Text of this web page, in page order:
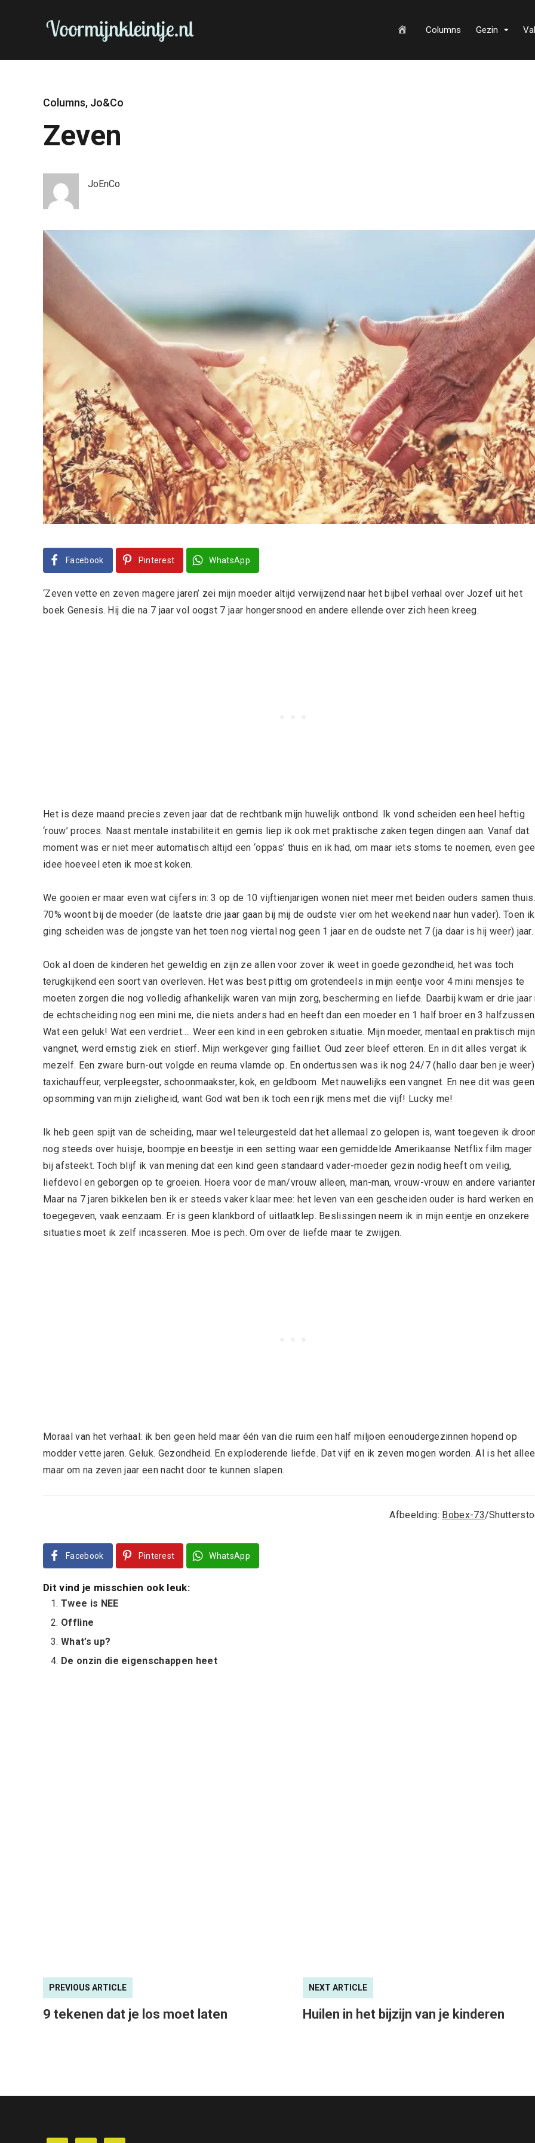
Columns Gezin
Columns, Jo&Co
Zeven
JoEnCo
Facebook Pinterest WhatsApp
‘Zeven vette en zeven magere jaren’ zei mijn moeder altijd verwijzend naar het bijbel verhaal over Jozef uit het
boek Genesis. Hij die na 7 jaar vol oogst 7 jaar hongersnood en andere ellende over zich heen kreeg.
Het is deze maand precies zeven jaar dat de rechtbank mijn huwelijk ontbond. Ik vond scheiden een heel heftig
‘rouw’ proces. Naast mentale instabiliteit en gemis liep ik ook met praktische zaken tegen dingen aan. Vanaf dat
moment was er niet meer automatisch altijd een ‘oppas’ thuis en ik had, om maar iets stoms te noemen, even
idee hoeveel eten ik moest koken.
We gooien er maar even wat cijfers in: 3 op de 10 vijftienjarigen wonen niet meer met beiden ouders samen thuis.
70% woont bij de moeder (de laatste drie jaar gaan bij mij de oudste vier om het weekend naar hun vader). Toen ik
ging scheiden was de jongste van het toen nog viertal nog geen 1 jaar en de oudste net 7 (ja daar is hij weer) jaar.
Ook al doen de kinderen het geweldig en zijn ze allen voor zover ik weet in goede gezondheid, het was toch
terugkijkend een soort van overleven. Het was best pittig om grotendeels in mijn eentje voor 4 mini mensjes te
moeten zorgen die nog volledig afhankelijk waren van mijn zorg, bescherming en liefde. Daarbij kwam er drie jaar
de echtscheiding nog een mini me, die niets anders had en heeft dan een moeder en 1 half broer en 3
Wat een geluk! Wat een verdriet…. Weer een kind in een gebroken situatie. Mijn moeder, mentaal en praktisch mijn
vangnet, werd ernstig ziek en stierf. Mijn werkgever ging failliet. Oud zeer bleef etteren. En in dit alles vergat ik
mezelf. Een zware burn-out volgde en reuma vlamde op. En ondertussen was ik nog 24/7 (hallo daar ben je weer)
taxichauffeur, verpleegster, schoonmaakster, kok, en geldboom. Met nauwelijks een vangnet. En nee dit was geen
opsomming van mijn zieligheid, want God wat ben ik toch een rijk mens met die vijf! Lucky me!
Ik heb geen spijt van de scheiding, maar wel teleurgesteld dat het allemaal zo gelopen is, want toegeven ik
nog steeds over huisje, boompje en beestje in een setting waar een gemiddelde Amerikaanse Netflix film mager
bij afsteekt. Toch blijf ik van mening dat een kind geen standaard vader-moeder gezin nodig heeft om veilig,
liefdevol en geborgen op te groeien. Hoera voor de man/vrouw alleen, man-man, vrouw-vrouw en andere
Maar na 7 jaren bikkelen ben ik er steeds vaker klaar mee: het leven van een gescheiden ouder is hard werken en
toegegeven, vaak eenzaam. Er is geen klankbord of uitlaatklep. Beslissingen neem ik in mijn eentje en onzekere
situaties moet ik zelf incasseren. Moe is pech. Om over de liefde maar te zwijgen.
Moraal van het verhaal: ik ben geen held maar één van die ruim een half miljoen eenoudergezinnen hopend op
modder vette jaren. Geluk. Gezondheid. En exploderende liefde. Dat vijf en ik zeven mogen worden. Al is het
maar om na zeven jaar een nacht door te kunnen slapen.
Afbeelding: Bobex-73/
Facebook Pinterest WhatsApp
Dit vind je misschien ook leuk:
Twee is NEE
Offline
What’s up?
De onzin die eigenschappen heet
PREVIOUS ARTICLE
9 tekenen dat je los moet laten
NEXT ARTICLE
Huilen in het bijzijn van je kinderen